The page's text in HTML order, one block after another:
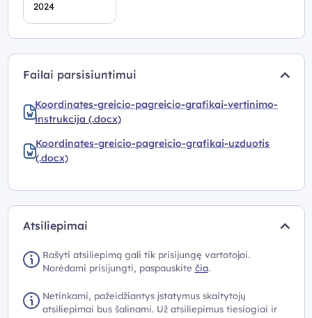
2024
Failai parsisiuntimui
Koordinates-greicio-pagreicio-grafikai-vertinimo-
instrukcija (.docx)
Koordinates-greicio-pagreicio-grafikai-uzduotis
(.docx)
Atsiliepimai
Rašyti atsiliepimą gali tik prisijungę vartotojai.
Norėdami prisijungti, paspauskite čia.
Netinkami, pažeidžiantys įstatymus skaitytojų
atsiliepimai bus šalinami. Už atsiliepimus tiesiogiai ir